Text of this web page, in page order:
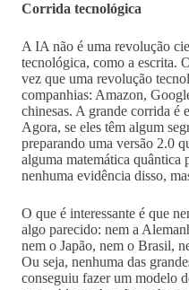
Corrida tecnológica
A IA não é uma revolução
tecnológica, como a escrita.
vez que uma revolução
companhias: Amazon,
chinesas. A grande corrida é
Agora, se eles têm algum
preparando uma versão 2.0
alguma matemática quântica
nenhuma evidência disso,
O que é interessante é que
algo parecido: nem a
nem o Japão, nem o Brasil,
Ou seja, nenhuma das
conseguiu fazer um modelo